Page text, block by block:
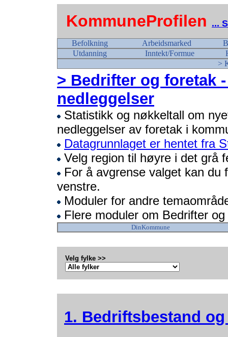
KommuneProfilen ...
Befolkning Arbeidsmarked
Utdanning
Inntekt/Formue
>
> Bedrifter og foretak
nedleggelser
Statistikk og nøkkeltall om
nedleggelser av foretak i
Datagrunnlaget er hentet fra
Velg region til høyre i det grå
For å avgrense valget kan
venstre.
Moduler for andre
Flere moduler om Bedrifter
DinKommune
Velg fylke >>
1. Bedriftsbestand